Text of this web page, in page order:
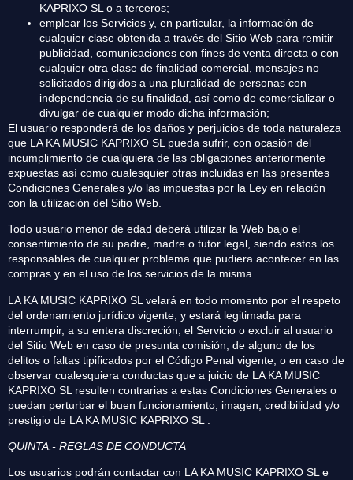
KAPRIXO SL o a terceros;
emplear los Servicios y, en particular, la información de
cualquier clase obtenida a través del Sitio Web para remitir
publicidad, comunicaciones con fines de venta directa o con
cualquier otra clase de finalidad comercial, mensajes no
solicitados dirigidos a una pluralidad de personas con
independencia de su finalidad, así como de comercializar o
divulgar de cualquier modo dicha información;
El usuario responderá de los daños y perjuicios de toda naturaleza
que LA KA MUSIC KAPRIXO SL pueda sufrir, con ocasión del
incumplimiento de cualquiera de las obligaciones anteriormente
expuestas así como cualesquier otras incluidas en las presentes
Condiciones Generales y/o las impuestas por la Ley en relación
con la utilización del Sitio Web.
Todo usuario menor de edad deberá utilizar la Web bajo el
consentimiento de su padre, madre o tutor legal, siendo estos los
responsables de cualquier problema que pudiera acontecer en las
compras y en el uso de los servicios de la misma.
LA KA MUSIC KAPRIXO SL velará en todo momento por el respeto
del ordenamiento jurídico vigente, y estará legitimada para
interrumpir, a su entera discreción, el Servicio o excluir al usuario
del Sitio Web en caso de presunta comisión, de alguno de los
delitos o faltas tipificados por el Código Penal vigente, o en caso de
observar cualesquiera conductas que a juicio de LA KA MUSIC
KAPRIXO SL resulten contrarias a estas Condiciones Generales o
puedan perturbar el buen funcionamiento, imagen, credibilidad y/o
prestigio de LA KA MUSIC KAPRIXO SL .
QUINTA.- REGLAS DE CONDUCTA
Los usuarios podrán contactar con LA KA MUSIC KAPRIXO SL e